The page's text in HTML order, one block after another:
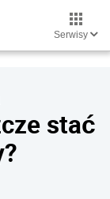
Serwisy
stać